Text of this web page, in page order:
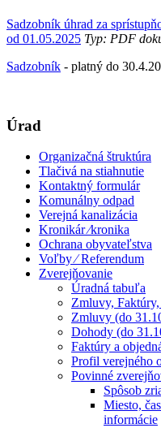
Sadzobník úhrad za
od 01.05.2025 Typ: PDF
Sadzobník - platný do
Úrad
Organizačná štruktúra
Tlačivá na stiahnutie
Kontaktný formulár
Komunálny odpad
Verejná kanalizácia
Kronikár ⁄kronika
Ochrana obyvateľstva
Voľby ⁄ Referendum
Zverejňovanie
Úradná tabuľa
Zmluvy,
Zmluvy (do
Dohody (do
Faktúry a
Profil verejného
Povinné
Spôsob
Miesto,
informácie